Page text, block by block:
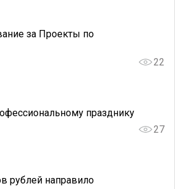
за Проекты по
22
празднику
27
рублей направило